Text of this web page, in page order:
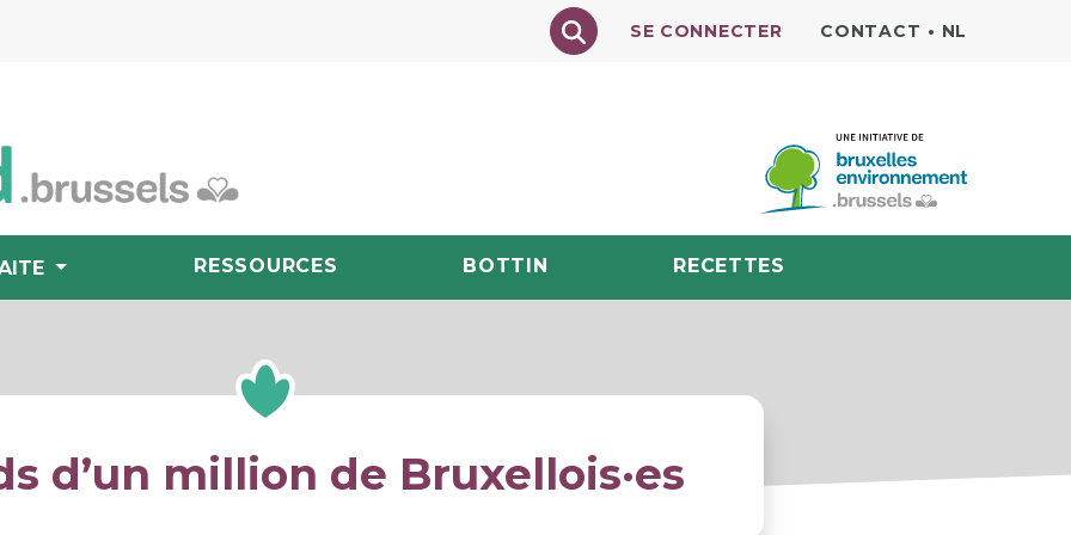
Texte à rechercher
SE CONNECTER CONTACT • NL
RESSOURCES BOTTIN RECETTES
d’un million de Bruxellois·es